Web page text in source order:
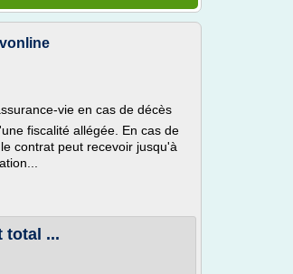
vie en cas de décès
fiscalité allégée. En cas de
contrat peut recevoir jusqu'à
total ...